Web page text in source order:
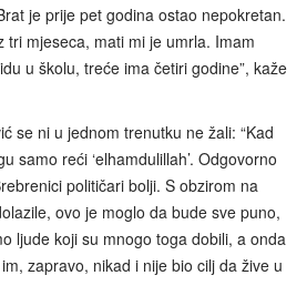
je prije pet godina ostao nepokretan.
tri mjeseca, mati mi je umrla. Imam
u školu, treće ima četiri godine”, kaže
se ni u jednom trenutku ne žali: “Kad
samo reći ‘elhamdulillah’. Odgovorno
političari bolji. S obzirom na
ovo je moglo da bude sve puno,
ljude koji su mnogo toga dobili, a onda
zapravo, nikad i nije bio cilj da žive u